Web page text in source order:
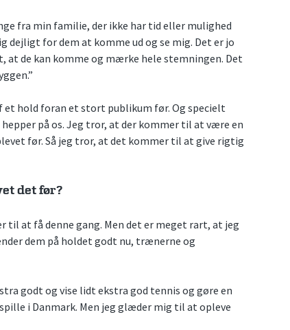
fra min familie, der ikke har tid eller mulighed
dejligt for dem at komme ud og se mig. Det er jo
at de kan komme og mærke hele stemningen. Det
et hold foran et stort publikum før. Og specielt
på os. Jeg tror, at der kommer til at være en
før. Så jeg tror, at det kommer til at give rigtig
det før?
til at få denne gang. Men det er meget rart, at jeg
dem på holdet godt nu, trænerne og
godt og vise lidt ekstra god tennis og gøre en
i Danmark. Men jeg glæder mig til at opleve